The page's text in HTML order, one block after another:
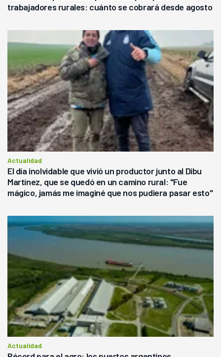
trabajadores rurales: cuánto se cobrará desde agosto
Actualidad
El día inolvidable que vivió un productor junto al Dibu
Martínez, que se quedó en un camino rural: "Fue
mágico, jamás me imaginé que nos pudiera pasar esto"
Actualidad